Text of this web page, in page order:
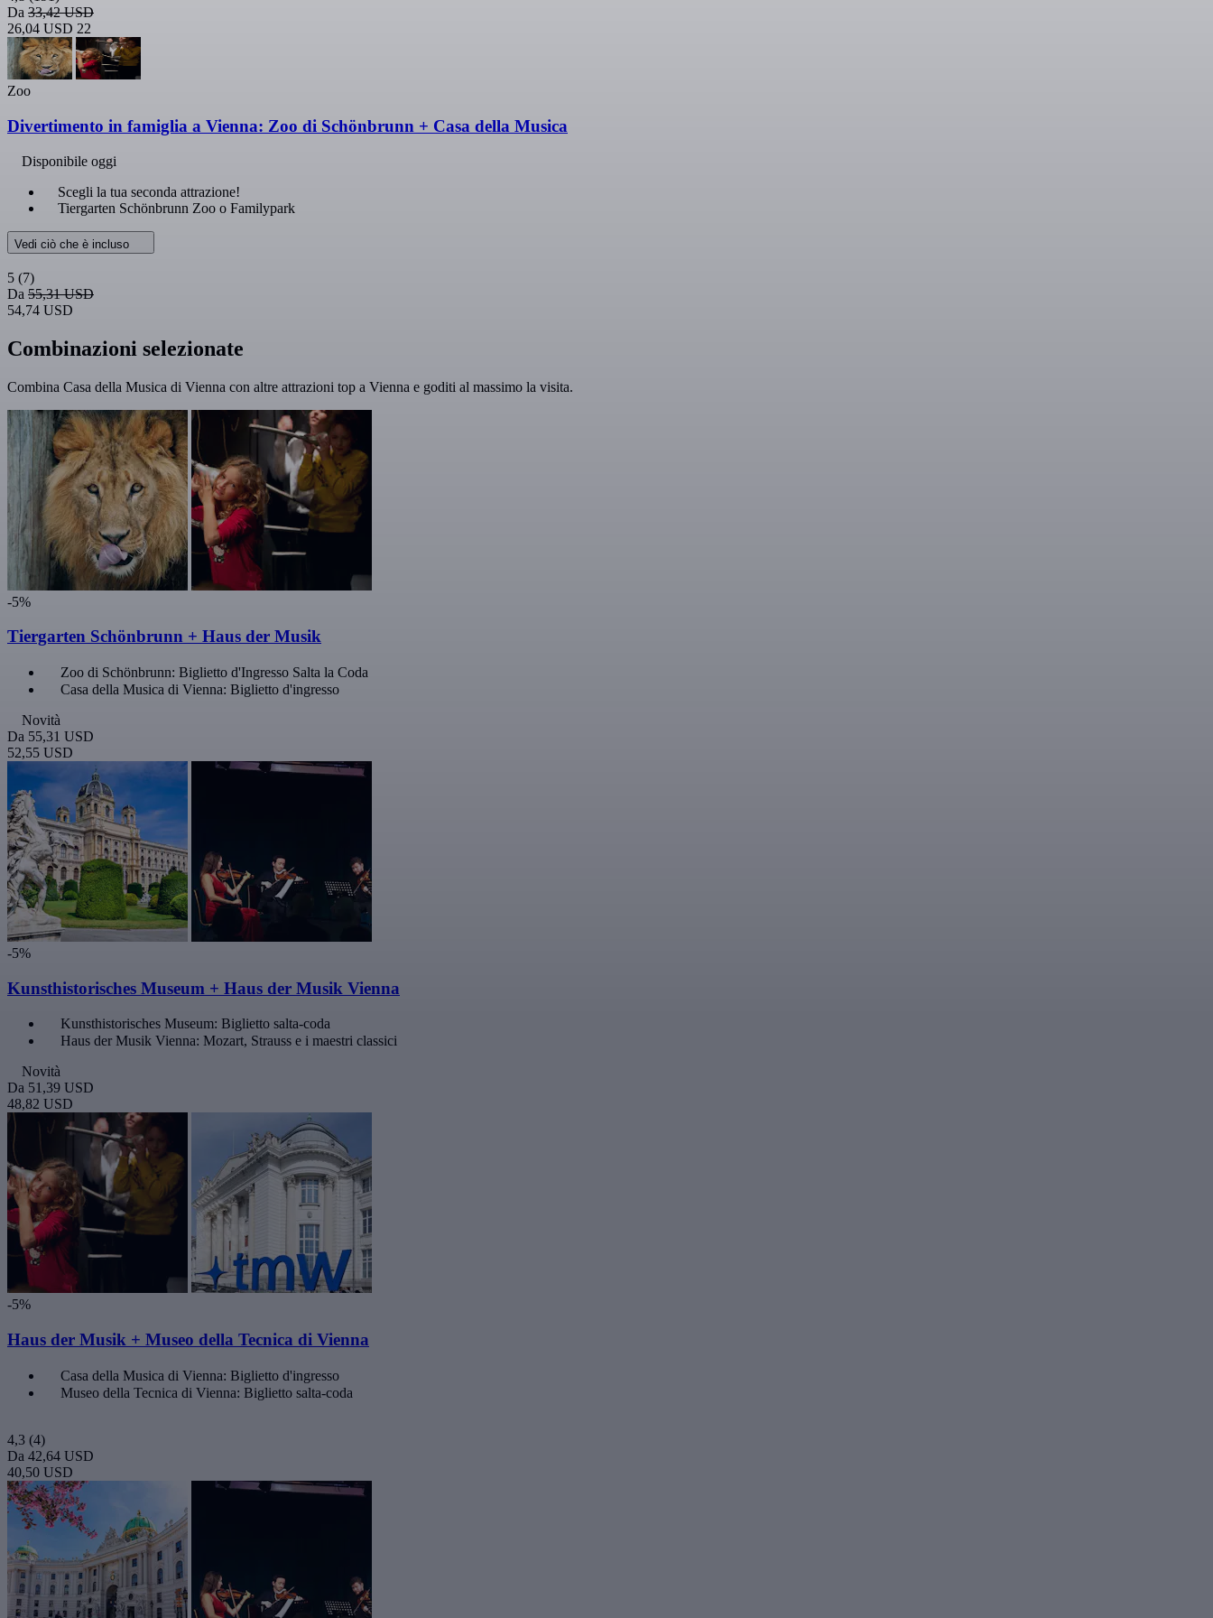
Da 33,42 USD
26,04 USD 22
Zoo
Divertimento in famiglia a Vienna: Zoo di Schönbrunn + Casa della Musica
Disponibile oggi
Scegli la tua seconda attrazione!
Tiergarten Schönbrunn Zoo o Familypark
Vedi ciò che è incluso
5 (7)
Da 55,31 USD
54,74 USD
Combinazioni selezionate
Combina Casa della Musica di Vienna con altre attrazioni top a Vienna e goditi al massimo la visita.
-5%
Tiergarten Schönbrunn + Haus der Musik
Zoo di Schönbrunn: Biglietto d'Ingresso Salta la Coda
Casa della Musica di Vienna: Biglietto d'ingresso
Novità
Da 55,31 USD
52,55 USD
-5%
Kunsthistorisches Museum + Haus der Musik Vienna
Kunsthistorisches Museum: Biglietto salta-coda
Haus der Musik Vienna: Mozart, Strauss e i maestri classici
Novità
Da 51,39 USD
48,82 USD
-5%
Haus der Musik + Museo della Tecnica di Vienna
Casa della Musica di Vienna: Biglietto d'ingresso
Museo della Tecnica di Vienna: Biglietto salta-coda
4,3 (4)
Da 42,64 USD
40,50 USD